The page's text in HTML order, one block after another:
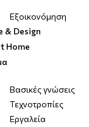
Εξοικονόμηση
& Design
Home
Βασικές γνώσεις
Τεχνοτροπίες
Εργαλεία